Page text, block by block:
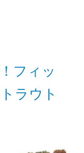
フィッ
ラウト